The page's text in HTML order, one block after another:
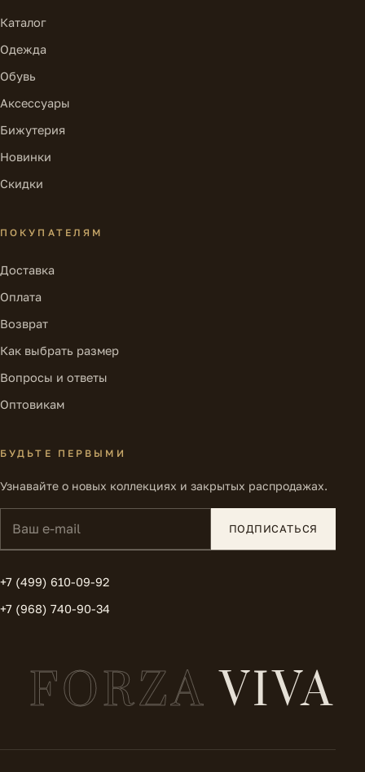
Каталог
Одежда
Обувь
Аксессуары
Бижутерия
Новинки
Скидки
ПОКУПАТЕЛЯМ
Доставка
Оплата
Возврат
Как выбрать размер
Вопросы и ответы
Оптовикам
БУДЬТЕ ПЕРВЫМИ
Узнавайте о новых коллекциях и закрытых распродажах.
ПОДПИСАТЬСЯ
+7 (499) 610-09-92
+7 (968) 740-90-34
FORZAVIVA